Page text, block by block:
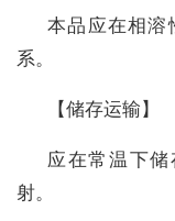
本品应在相
系。
【储存运输】
应在常温下
射。